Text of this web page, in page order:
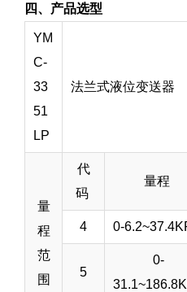
四、产品选型
YM
C-
33
51
LP
法兰式液位变送器
量
程
范
围
代
码
量程
4 0-
5
0-